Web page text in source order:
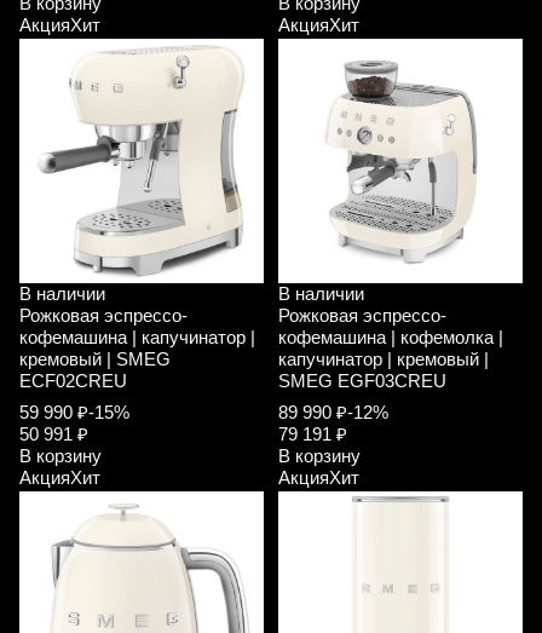
АкцияХит
АкцияХит
В наличии
Рожковая эспрессо-
кофемашина | капучинатор |
кремовый | SMEG
ECF02CREU
59 990 ₽-15%
50 991 ₽
В корзину
АкцияХит
В наличии
Рожковая эспрессо-
кофемашина | кофемолка |
капучинатор | кремовый |
SMEG EGF03CREU
89 990 ₽-12%
79 191 ₽
В корзину
АкцияХит